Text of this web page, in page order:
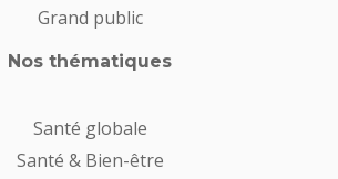
Grand public
Nos thématiques
Santé globale
Santé & Bien-être